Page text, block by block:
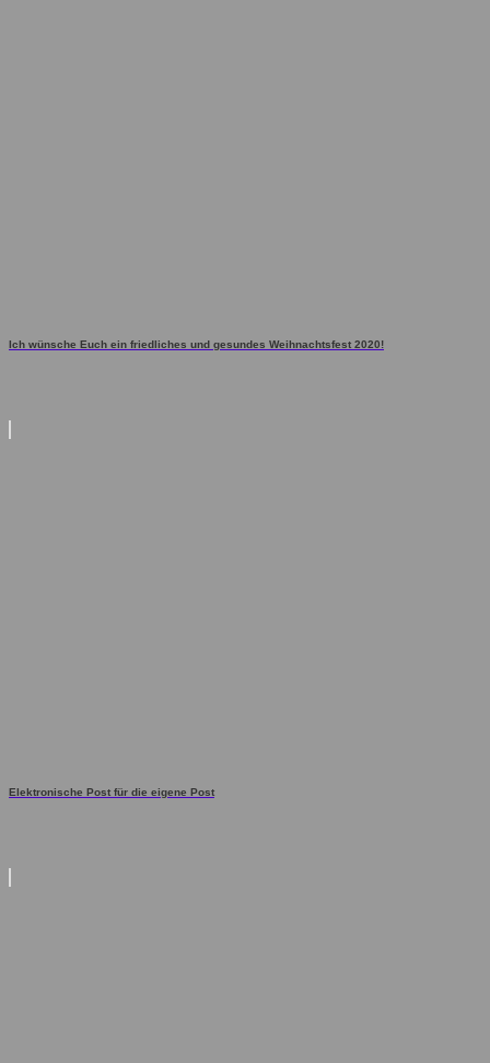
Ich wünsche Euch ein friedliches und gesundes Weihnachtsfest 2020!
Elektronische Post für die eigene Post